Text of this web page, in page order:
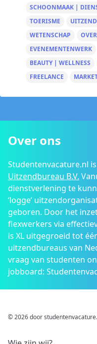
SCHOONMAAK |
TOERISME
WETENSCHAP
EVENEMENTENWERK
BEAUTY | WELLNESS
FREELANCE
Over ons
Studentenvacature.nl
Uitzendbureau B.V.
dienstverlening te
‘logge’
geboren. Door het
flexwerkers via
is XL uitgegroeid tot
uitzendbureaus van
vraag van studenten
jobboard:
© 2026 door